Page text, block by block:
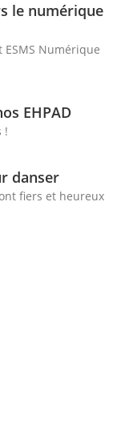
le numérique
ESMS Numérique
EHPAD
!
danser
fiers et heureux